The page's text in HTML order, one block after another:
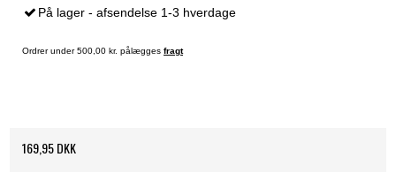
På lager - afsendelse 1-3 hverdage
Ordrer under 500,00 kr. pålægges fragt
169,95 DKK